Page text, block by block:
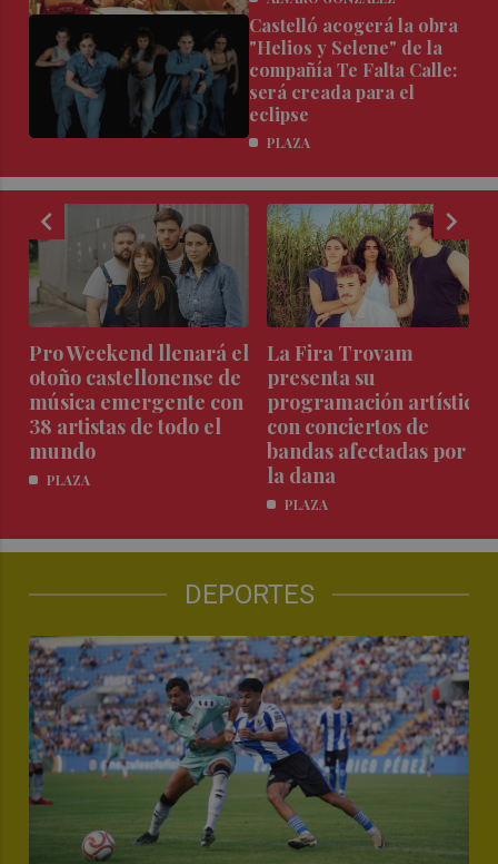
Castelló acogerá la obra
"Helios y Selene" de la
compañía Te Falta Calle:
será creada para el
eclipse
PLAZA
chevron_left
Pro Weekend llenará el
otoño castellonense de
música emergente con
38 artistas de todo el
mundo
PLAZA
La Fira Trovam
presenta su
programación artística
con conciertos de
bandas afectadas por
la dana
PLAZA
chevron_right
DEPORTES